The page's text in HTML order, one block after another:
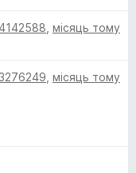
місяць тому
місяць тому